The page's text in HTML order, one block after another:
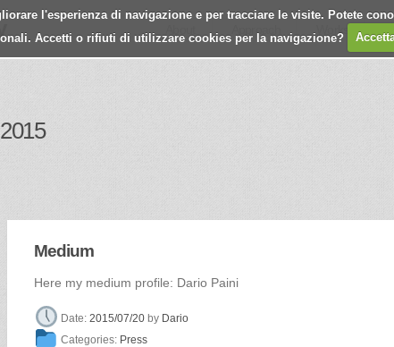
l'esperienza di navigazione e per tracciare le visite. Potete
Accetti o rifiuti di utilizzare cookies per la navigazione?
Approach Works
Medium
Here my medium profile: Dario Paini
Date:2015/07/20 by Dario
Categories: Press